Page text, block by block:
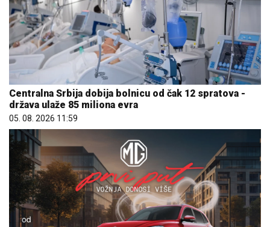
Centralna Srbija dobija bolnicu od čak 12 spratova -
država ulaže 85 miliona evra
05. 08. 2026 11:59